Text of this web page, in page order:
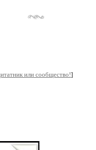
или сообщество!]